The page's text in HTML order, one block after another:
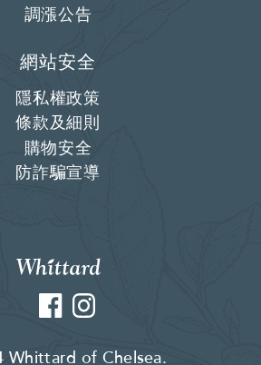
調漲公告
網站安全
隱私權政策
條款及細則
購物安全
防詐騙宣導
FacebookInstagram
Whittard of Chelsea.